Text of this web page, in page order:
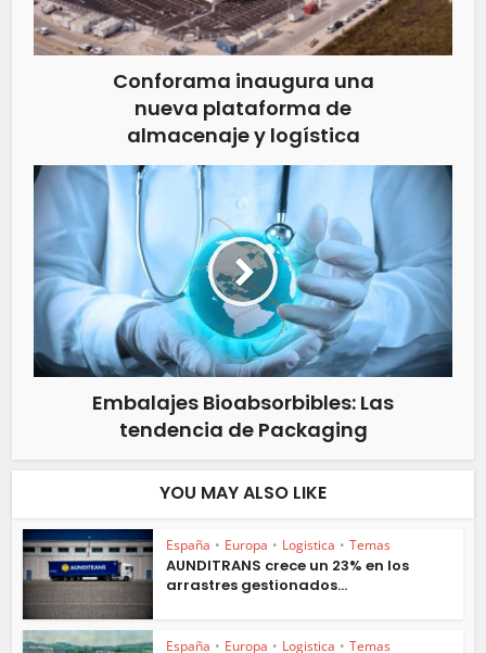
Conforama inaugura una
nueva plataforma de
almacenaje y logística
Embalajes Bioabsorbibles: Las
tendencia de Packaging
YOU MAY ALSO LIKE
España • Europa • Logistica • Temas
AUNDITRANS crece un 23% en los
arrastres gestionados...
España • Europa • Logistica • Temas